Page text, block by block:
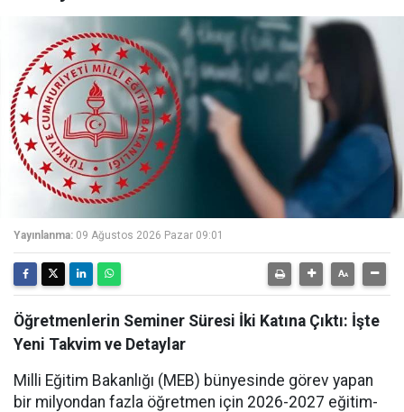
Yayınlanma: 09 Ağustos 2026 Pazar 09:01
Öğretmenlerin Seminer Süresi İki Katına Çıktı: İşte
Yeni Takvim ve Detaylar
Milli Eğitim Bakanlığı (MEB) bünyesinde görev yapan
bir milyondan fazla öğretmen için 2026-2027 eğitim-